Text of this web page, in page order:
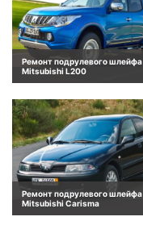
Ремонт подрулевого шлейфа
Mitsubishi L200
Ремонт подрулевого шлейфа
Mitsubishi Carisma